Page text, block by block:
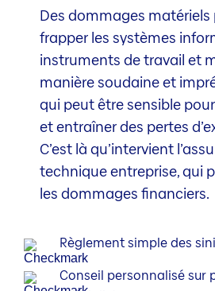
Des dommages
frapper les systèmes
instruments de travail et
manière soudaine et
qui peut être sensible
et entraîner des pertes
C’est là qu’intervient
technique entreprise, qui
les dommages financiers.
Règlement simple des
Conseil personn­alisé sur